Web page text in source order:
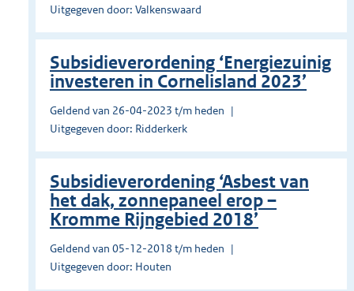
Uitgegeven door: Valkenswaard
Subsidieverordening ‘Energiezuinig
investeren in Cornelisland 2023’
Geldend van 26-04-2023 t/m heden
Uitgegeven door: Ridderkerk
Subsidieverordening ‘Asbest van
het dak, zonnepaneel erop –
Kromme Rijngebied 2018’
Geldend van 05-12-2018 t/m heden
Uitgegeven door: Houten